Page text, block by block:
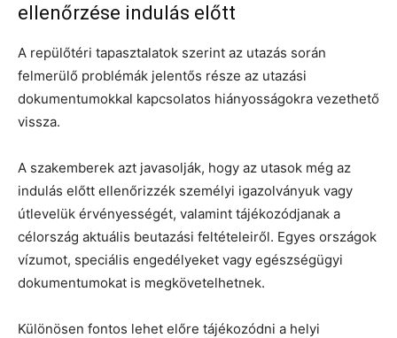
ellenőrzése indulás előtt
A repülőtéri tapasztalatok szerint az utazás során
felmerülő problémák jelentős része az utazási
dokumentumokkal kapcsolatos hiányosságokra vezethető
vissza.
A szakemberek azt javasolják, hogy az utasok még az
indulás előtt ellenőrizzék személyi igazolványuk vagy
útlevelük érvényességét, valamint tájékozódjanak a
célország aktuális beutazási feltételeiről. Egyes országok
vízumot, speciális engedélyeket vagy egészségügyi
dokumentumokat is megkövetelhetnek.
Különösen fontos lehet előre tájékozódni a helyi